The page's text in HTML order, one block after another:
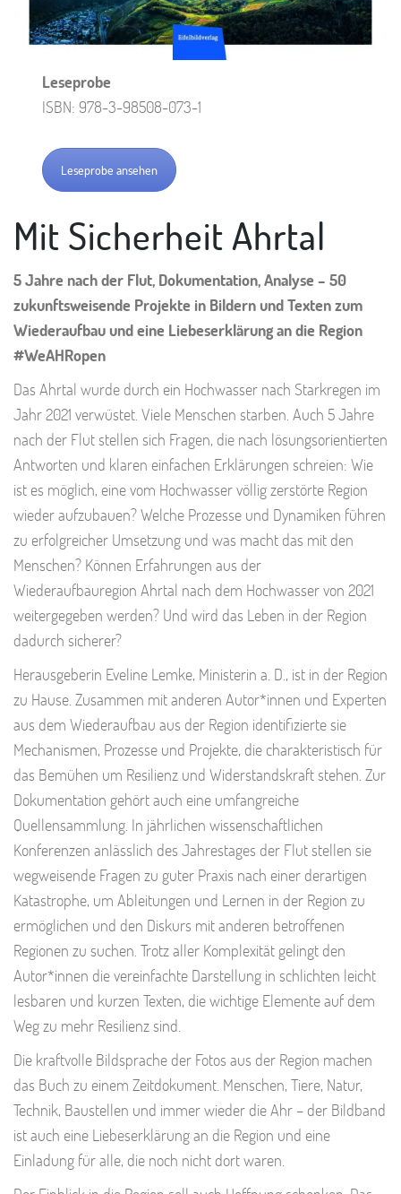
Leseprobe
ISBN: 978-3-98508-073-1
Leseprobe ansehen
Mit Sicherheit Ahrtal
5 Jahre nach der Flut, Dokumentation, Analyse – 50
zukunftsweisende Projekte in Bildern und Texten zum
Wiederaufbau und eine Liebeserklärung an die Region
#WeAHRopen
Das Ahrtal wurde durch ein Hochwasser nach Starkregen im
Jahr 2021 verwüstet. Viele Menschen starben. Auch 5 Jahre
nach der Flut stellen sich Fragen, die nach lösungsorientierten
Antworten und klaren einfachen Erklärungen schreien: Wie
ist es möglich, eine vom Hochwasser völlig zerstörte Region
wieder aufzubauen? Welche Prozesse und Dynamiken führen
zu erfolgreicher Umsetzung und was macht das mit den
Menschen? Können Erfahrungen aus der
Wiederaufbauregion Ahrtal nach dem Hochwasser von 2021
weitergegeben werden? Und wird das Leben in der Region
dadurch sicherer?
Herausgeberin Eveline Lemke, Ministerin a. D., ist in der Region
zu Hause. Zusammen mit anderen Autor*innen und Experten
aus dem Wiederaufbau aus der Region identifizierte sie
Mechanismen, Prozesse und Projekte, die charakteristisch für
das Bemühen um Resilienz und Widerstandskraft stehen. Zur
Dokumentation gehört auch eine umfangreiche
Quellensammlung. In jährlichen wissenschaftlichen
Konferenzen anlässlich des Jahrestages der Flut stellen sie
wegweisende Fragen zu guter Praxis nach einer derartigen
Katastrophe, um Ableitungen und Lernen in der Region zu
ermöglichen und den Diskurs mit anderen betroffenen
Regionen zu suchen. Trotz aller Komplexität gelingt den
Autor*innen die vereinfachte Darstellung in schlichten leicht
lesbaren und kurzen Texten, die wichtige Elemente auf dem
Weg zu mehr Resilienz sind.
Die kraftvolle Bildsprache der Fotos aus der Region machen
das Buch zu einem Zeitdokument. Menschen, Tiere, Natur,
Technik, Baustellen und immer wieder die Ahr – der Bildband
ist auch eine Liebeserklärung an die Region und eine
Einladung für alle, die noch nicht dort waren.